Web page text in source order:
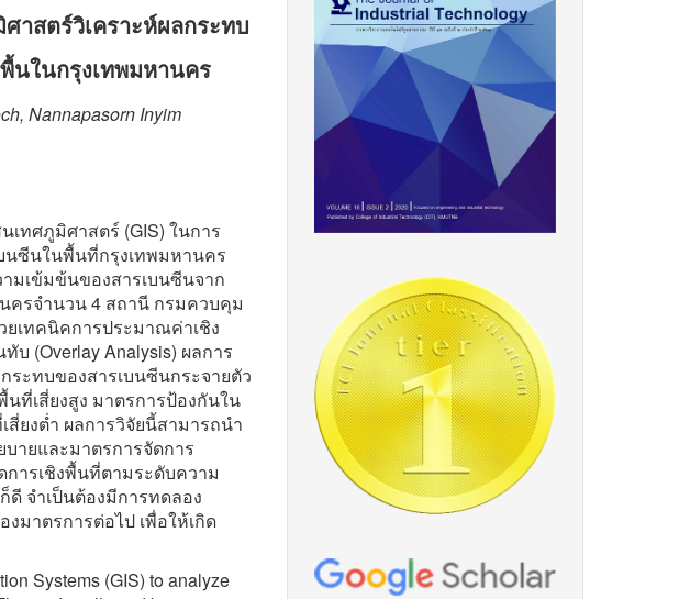
าสตร์วิเคราะห์ผลกระทบ
นในกรุงเทพมหานคร
Nannapasorn Inyim
เทศภูมิศาสตร์ (GIS) ในการ
นซีนในพื้นที่กรุงเทพมหานคร
มเข้มข้นของสารเบนซีนจาก
รจำนวน 4 สถานี กรมควบคุม
ยเทคนิคการประมาณค่าเชิง
บ (Overlay Analysis) ผลการ
ะทบของสารเบนซีนกระจายตัว
ที่เสี่ยงสูง มาตรการป้องกันใน
สี่ยงต่ำ ผลการวิจัยนี้สามารถนำ
ายและมาตรการจัดการ
ารเชิงพื้นที่ตามระดับความ
ดี จำเป็นต้องมีการทดลอง
มาตรการต่อไป เพื่อให้เกิด
Systems (GIS) to analyze